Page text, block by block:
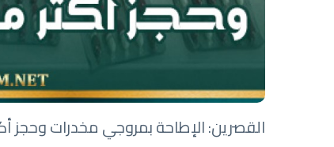
القصرين: الإطاحة بمروجي مخدرات وحجز أكثر من 500